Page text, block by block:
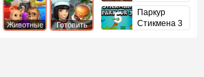
Животные
Готовить
Паркур
Стикмена 3